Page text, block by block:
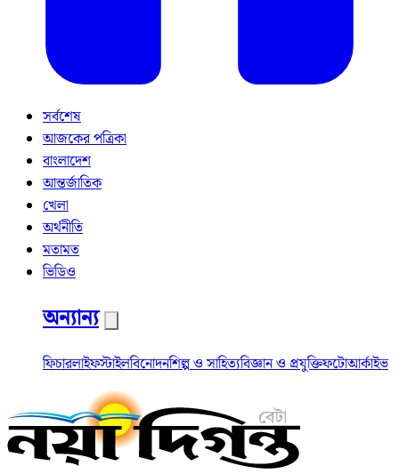
সর্বশেষ
আজকের পত্রিকা
বাংলাদেশ
আন্তর্জাতিক
খেলা
অর্থনীতি
মতামত
ভিডিও
অন্যান্য
ফিচারলাইফস্টাইলবিনোদনশিল্প ও সাহিত্যবিজ্ঞান ও প্রযুক্তিফটোআর্কাইভ